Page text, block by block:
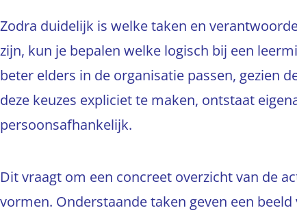
Zodra duidelijk is welke taken en
zijn, kun je bepalen welke logisch bij een
beter elders in de organisatie passen, gezien
deze keuzes expliciet te maken, ontstaat
persoonsafhankelijk.
Dit vraagt om een concreet overzicht van de
vormen. Onderstaande taken geven een